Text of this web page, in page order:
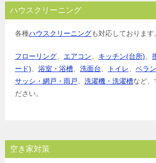
ハウスクリーニング
各種ハウスクリーニングも対応しております
フローリング エアコン キッチン(台所)
ード)
浴室・浴槽 洗面台 トイレ ベラ
サッシ・網戸・雨戸
洗濯機・洗濯槽など、
ださい。
空き家対策